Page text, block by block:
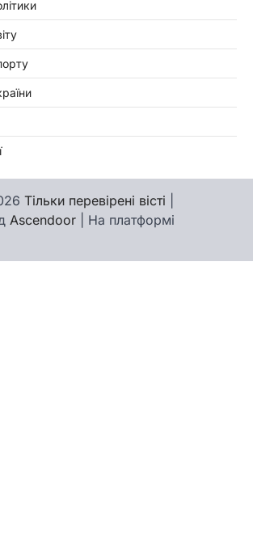
Тільки перевірені вісті
Ascendoor | На платформі